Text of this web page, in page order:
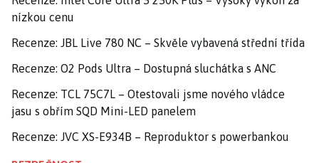
nízkou cenu
Recenze: JBL Live 780 NC – Skvěle vybavená střední třída
Recenze: O2 Pods Ultra – Dostupná sluchátka s ANC
Recenze: TCL 75C7L – Otestovali jsme nového vládce
jasu s obřím SQD Mini-LED panelem
Recenze: JVC XS-E934B – Reproduktor s powerbankou